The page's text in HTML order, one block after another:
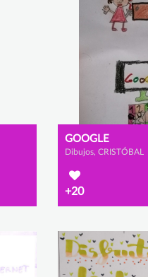
GOOGLE
Dibujos, CRISTÓBAL
+20